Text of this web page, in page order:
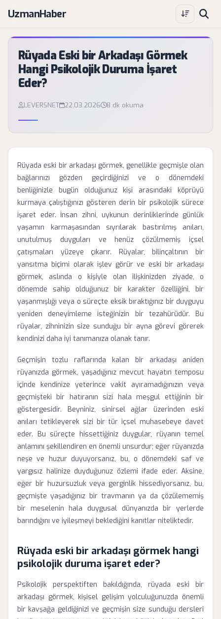
UzmanHaber
Rüyada Eski bir Arkadaşı Görmek
Hangi Psikolojik Duruma İşaret
Eder?
LEVERSNET 22.03.2026 8 dk okuma
Rüyada eski bir arkadaşı görmek, genellikle geçmişle olan
bağlarınızı gözden geçirdiğinizi ve o dönemdeki
benliğinizle bugün olduğunuz kişi arasındaki köprüyü
kurmaya çalıştığınızı gösteren derin bir psikolojik sürece
işaret eder. İnsan zihni, uykunun derinliklerinde günlük
yaşamın karmaşasından sıyrılarak bastırılmış anıları,
unutulmuş duyguları ve henüz çözülmemiş içsel
çatışmaları yüzeye çıkarır. Rüyalar, bilinçaltının bir
yansıtma biçimi olarak işlev görür ve eski bir arkadaşı
görmek, aslında o kişiyle olan ilişkinizden ziyade, o
dönemde sahip olduğunuz bir karakter özelliğini, bir
yaşanmışlığı veya o süreçte eksik bıraktığınız bir duyguyu
yeniden deneyimleme isteğinizin bir tezahürüdür. Bu
rüyalar, zihninizin size sunduğu bir ayna görevi görerek
kendinizi daha iyi tanımanıza olanak tanır.
Geçmişin tozlu raflarında kalan bir arkadaşı aniden
rüyanızda görmek, yaşadığınız mevcut hayatın temposu
içinde kendinize yeterince vakit ayıramadığınızın veya
geçmişteki bir hatıranın sizi hala meşgul ettiğinin bir
göstergesidir. Beyniniz, sinirsel ağlar üzerinden eski
anıları tetikleyerek sizi bir tür içsel muhasebeye davet
eder. Bu süreçte hissettiğiniz duygular, rüyanın temel
anlamını şekillendiren en önemli unsurdur; eğer rüyanızda
neşe ve huzur duyuyorsanız, bu, o dönemdeki saf ve
yargısız halinize duyduğunuz özlemi ifade eder. Aksine,
eğer bir huzursuzluk veya gerginlik hissediyorsanız, bu,
geçmişte yaşadığınız bir travmanın ya da çözülememiş
bir meselenin hala duygusal dünyanızda bir yerlerde
barındığını ve iyileşmeyi beklediğini kanıtlar niteliktedir.
Rüyada eski bir arkadaşı görmek hangi
psikolojik duruma işaret eder?
Psikolojik perspektiften bakıldığında, rüyada eski bir
arkadaşı görmek, kişisel gelişim yolculuğunuzda önemli
bir kavşağa geldiğinizi ve geçmişin size sunduğu dersleri